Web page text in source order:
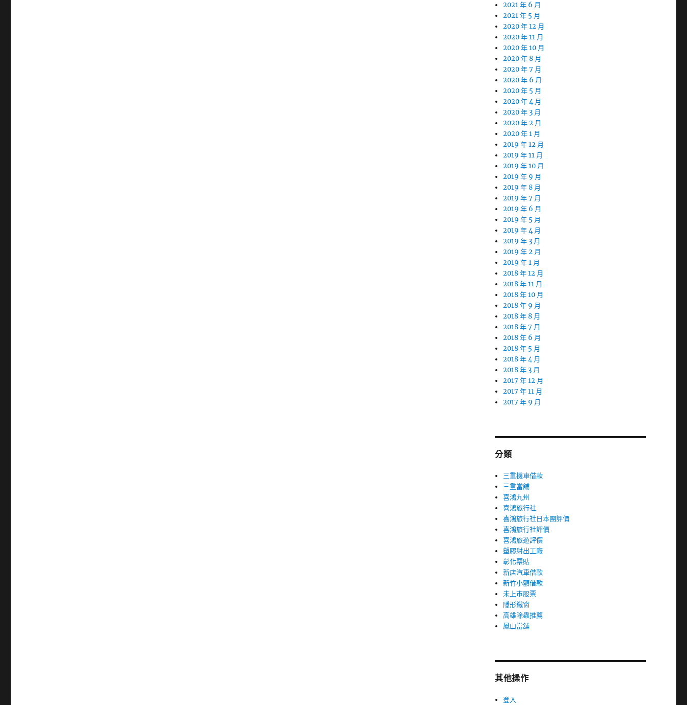
2021 年 6 月
2021 年 5 月
2020 年 12 月
2020 年 11 月
2020 年 10 月
2020 年 8 月
2020 年 7 月
2020 年 6 月
2020 年 5 月
2020 年 4 月
2020 年 3 月
2020 年 2 月
2020 年 1 月
2019 年 12 月
2019 年 11 月
2019 年 10 月
2019 年 9 月
2019 年 8 月
2019 年 7 月
2019 年 6 月
2019 年 5 月
2019 年 4 月
2019 年 3 月
2019 年 2 月
2019 年 1 月
2018 年 12 月
2018 年 11 月
2018 年 10 月
2018 年 9 月
2018 年 8 月
2018 年 7 月
2018 年 6 月
2018 年 5 月
2018 年 4 月
2018 年 3 月
2017 年 12 月
2017 年 11 月
2017 年 9 月
分類
三重機車借款
三重當舖
喜鴻九州
喜鴻旅行社
喜鴻旅行社日本團評價
喜鴻旅行社評價
喜鴻旅遊評價
塑膠射出工廠
彰化票貼
新店汽車借款
新竹小額借款
未上市股票
隱形鐵窗
高雄除蟲推薦
鳳山當舖
其他操作
登入